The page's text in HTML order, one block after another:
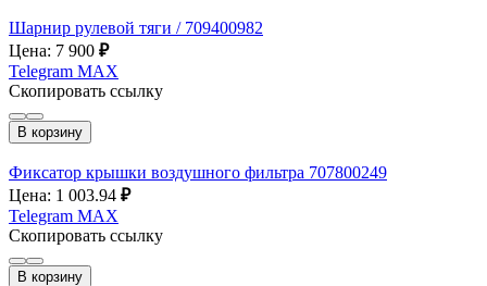
Шарнир рулевой тяги / 709400982
Цена: 7 900 ₽
Telegram MAX
Скопировать ссылку
В корзину
Фиксатор крышки воздушного фильтра 707800249
Цена: 1 003.94 ₽
Telegram MAX
Скопировать ссылку
В корзину